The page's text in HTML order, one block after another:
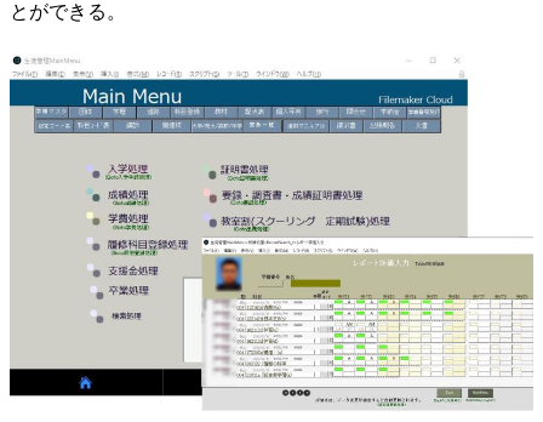
とができる。